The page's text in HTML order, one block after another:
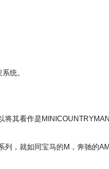
统。
其看作是
，就如同宝马的M，奔驰的